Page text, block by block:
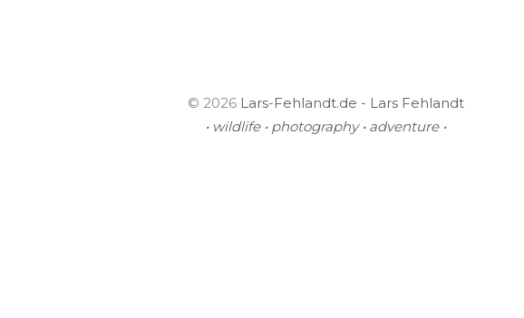
© 2026 Lars-Fehlandt.de - Lars Fehlandt
• wildlife • photography • adventure •